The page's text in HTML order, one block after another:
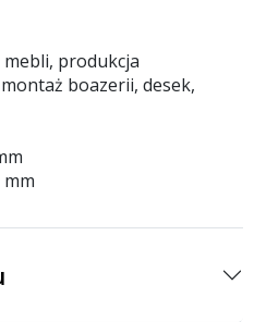
produkcja
boazerii, desek,